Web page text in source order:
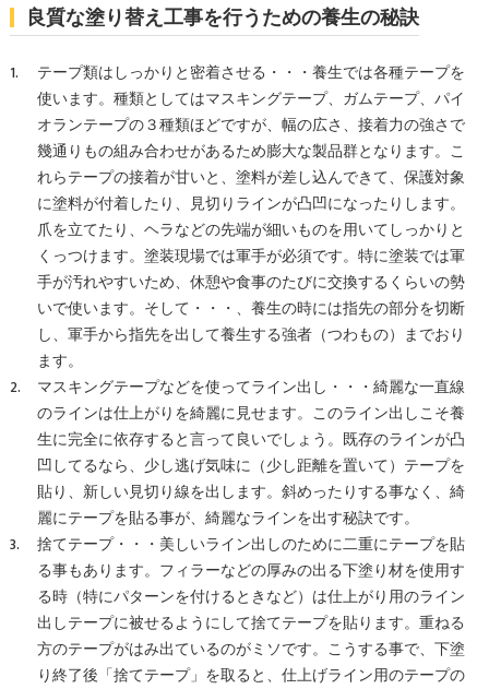
良質な塗り替え工事を行うための養生の秘訣
テープ類はしっかりと密着させる・・・養生では各種テープを
使います。種類としてはマスキングテープ、ガムテープ、パイ
オランテープの３種類ほどですが、幅の広さ、接着力の強さで
幾通りもの組み合わせがあるため膨大な製品群となります。こ
れらテープの接着が甘いと、塗料が差し込んできて、保護対象
に塗料が付着したり、見切りラインが凸凹になったりします。
爪を立てたり、ヘラなどの先端が細いものを用いてしっかりと
くっつけます。塗装現場では軍手が必須です。特に塗装では軍
手が汚れやすいため、休憩や食事のたびに交換するくらいの勢
いで使います。そして・・・、養生の時には指先の部分を切断
し、軍手から指先を出して養生する強者（つわもの）までおり
ます。
マスキングテープなどを使ってライン出し・・・綺麗な一直線
のラインは仕上がりを綺麗に見せます。このライン出しこそ養
生に完全に依存すると言って良いでしょう。既存のラインが凸
凹してるなら、少し逃げ気味に（少し距離を置いて）テープを
貼り、新しい見切り線を出します。斜めったりする事なく、綺
麗にテープを貼る事が、綺麗なラインを出す秘訣です。
捨てテープ・・・美しいライン出しのために二重にテープを貼
る事もあります。フィラーなどの厚みの出る下塗り材を使用す
る時（特にパターンを付けるときなど）は仕上がり用のライン
出しテープに被せるようにして捨てテープを貼ります。重ねる
方のテープがはみ出ているのがミソです。こうする事で、下塗
り終了後「捨てテープ」を取ると、仕上げライン用のテープの